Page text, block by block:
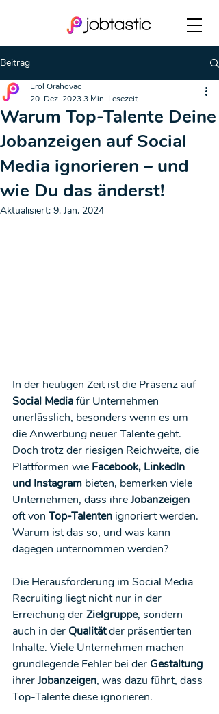
Beitrag
Warum Top-Talente Deine
Jobanzeigen auf Social
Media ignorieren – und
wie Du das änderst!
Erol Orahovac
20. Dez. 20233 Min. Lesezeit
Aktualisiert: 9. Jan. 2024
In der heutigen Zeit ist die Präsenz auf
Social Media für Unternehmen
unerlässlich, besonders wenn es um
die Anwerbung neuer Talente geht.
Doch trotz der riesigen Reichweite, die
Plattformen wie Facebook, LinkedIn
und Instagram bieten, bemerken viele
Unternehmen, dass ihre Jobanzeigen
oft von Top-Talenten ignoriert werden.
Warum ist das so, und was kann
dagegen unternommen werden?
Die Herausforderung im Social Media
Recruiting liegt nicht nur in der
Erreichung der Zielgruppe, sondern
auch in der Qualität der präsentierten
Inhalte. Viele Unternehmen machen
grundlegende Fehler bei der Gestaltung
ihrer Jobanzeigen, was dazu führt, dass
Top-Talente diese ignorieren.